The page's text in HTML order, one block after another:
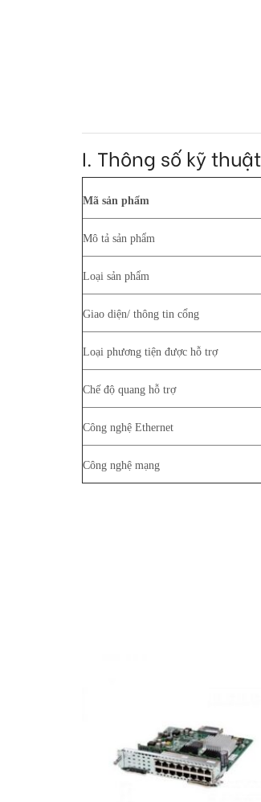
I. Thông số kỹ
Mã sản phẩm
Mô tả sản phẩm
Loại sản phẩm
Giao diện/ thông tin cổng
Loại phương tiện được hỗ trợ
Chế độ quang hỗ trợ
Công nghệ Ethernet
Công nghệ mạng